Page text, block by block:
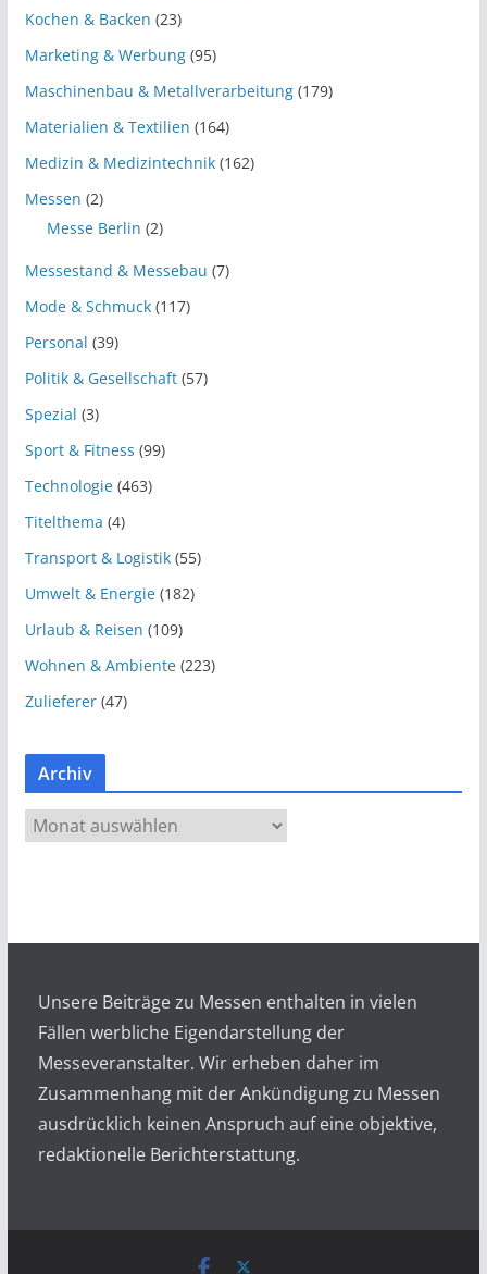
Kochen & Backen (23)
Marketing & Werbung(95)
Maschinenbau & Metallverarbeitung(179)
Materialien & Textilien (164)
Medizin & Medizintechnik(162)
Messen (2)
Messe Berlin (2)
Messestand & Messebau (7)
Mode & Schmuck(117)
Personal (39)
Politik & Gesellschaft(57)
Spezial (3)
Sport & Fitness (99)
Technologie(463)
Titelthema (4)
Transport & Logistik(55)
Umwelt & Energie(182)
Urlaub & Reisen (109)
Wohnen & Ambiente(223)
Zulieferer(47)
Archiv
r
Unsere Beiträge zu Messen enthalten in vielen
Fällen werbliche Eigendarstellung der
Messeveranstalter. Wir erheben daher im
Zusammenhang mit der Ankündigung zu Messen
ausdrücklich keinen Anspruch auf eine objektive,
redaktionelle Berichterstattung.